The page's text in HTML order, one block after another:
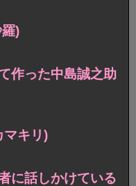
)
作った中島誠之助
キリ)
に話しかけている